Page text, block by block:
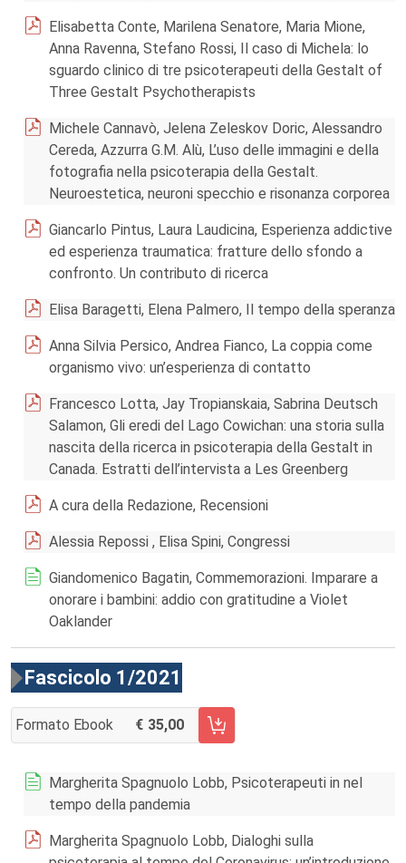
Elisabetta Conte, Marilena Senatore, Maria Mione,
Anna Ravenna, Stefano Rossi, Il caso di Michela: lo
sguardo clinico di tre psicoterapeuti della Gestalt of
Three Gestalt Psychotherapists
Michele Cannavò, Jelena Zeleskov Doric, Alessandro
Cereda, Azzurra G.M. Alù, L’uso delle immagini e della
fotografia nella psicoterapia della Gestalt.
Neuroestetica, neuroni specchio e risonanza corporea
Giancarlo Pintus, Laura Laudicina, Esperienza addictive
ed esperienza traumatica: fratture dello sfondo a
confronto. Un contributo di ricerca
Elisa Baragetti, Elena Palmero, Il tempo della speranza
Anna Silvia Persico, Andrea Fianco, La coppia come
organismo vivo: un’esperienza di contatto
Francesco Lotta, Jay Tropianskaia, Sabrina Deutsch
Salamon, Gli eredi del Lago Cowichan: una storia sulla
nascita della ricerca in psicoterapia della Gestalt in
Canada. Estratti dell’intervista a Les Greenberg
A cura della Redazione, Recensioni
Alessia Repossi , Elisa Spini, Congressi
Giandomenico Bagatin, Commemorazioni. Imparare a
onorare i bambini: addio con gratitudine a Violet
Oaklander
Fascicolo 1/2021
Formato Ebook 35,00
AGGIUNGI AL CARRELLO FASCICOLO 1/2021
Margherita Spagnuolo Lobb, Psicoterapeuti in nel
tempo della pandemia
Margherita Spagnuolo Lobb, Dialoghi sulla